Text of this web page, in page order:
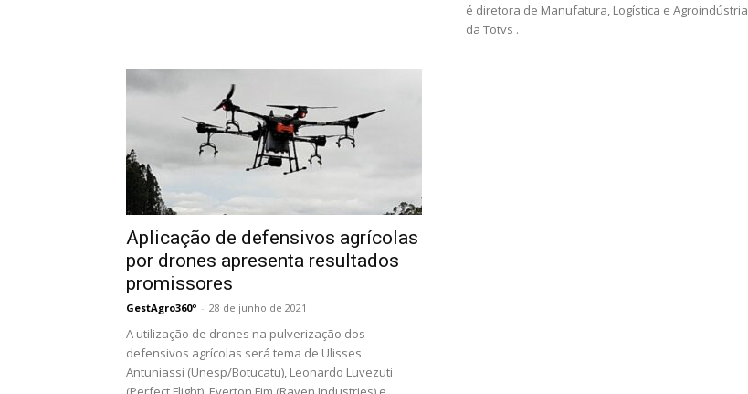
é diretora de Manufatura, Logística e Agroindústria
da Totvs .
Aplicação de defensivos agrícolas
por drones apresenta resultados
promissores
GestAgro360º - 28 de junho de 2021
A utilização de drones na pulverização dos
defensivos agrícolas será tema de Ulisses
Antuniassi (Unesp/Botucatu), Leonardo Luvezuti